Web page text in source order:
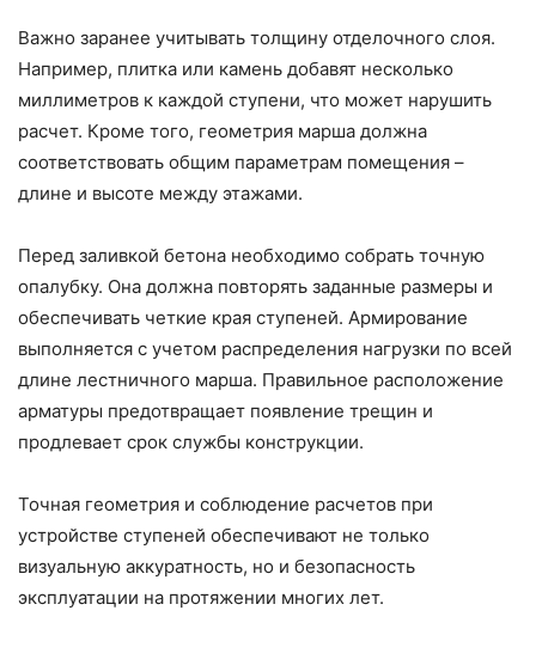
Важно заранее учитывать толщину отделочного слоя.
Например, плитка или камень добавят несколько
миллиметров к каждой ступени, что может нарушить
расчет. Кроме того, геометрия марша должна
соответствовать общим параметрам помещения –
длине и высоте между этажами.
Перед заливкой бетона необходимо собрать точную
опалубку. Она должна повторять заданные размеры и
обеспечивать четкие края ступеней. Армирование
выполняется с учетом распределения нагрузки по всей
длине лестничного марша. Правильное расположение
арматуры предотвращает появление трещин и
продлевает срок службы конструкции.
Точная геометрия и соблюдение расчетов при
устройстве ступеней обеспечивают не только
визуальную аккуратность, но и безопасность
эксплуатации на протяжении многих лет.